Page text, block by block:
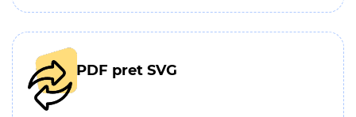
PDF pret SVG